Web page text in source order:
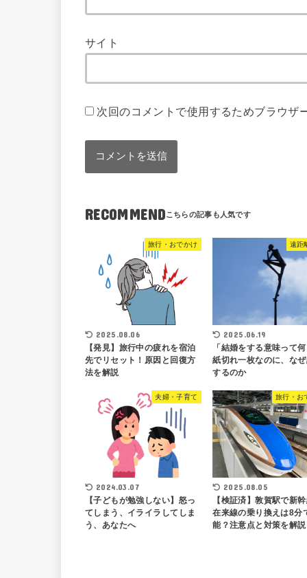
サイト
次回のコメントで使用するためブラウザ
RECOMMEND
旅行・おでかけ
2025.08.06
【発見】旅行中の疲れを宿泊
先でリセット！原因と回復方
法を解説
遠距
2025.06.19
「結婚をする意味って
紙切れ一枚なのに、な
するのか
夫婦・子育て
2024.03.07
【子どもが勉強しない】怒っ
てしまう、イライラしてしま
う、あなたへ
旅行・お
2025.08.05
【検証済】敦賀駅で新
在来線の乗り換えは8分
能？注意点と対策を解